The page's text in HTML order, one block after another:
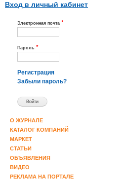
Вход в личный кабинет
Электронная почта *
Пароль *
Регистрация
Забыли пароль?
О ЖУРНАЛЕ
КАТАЛОГ КОМПАНИЙ
МАРКЕТ
СТАТЬИ
ОБЪЯВЛЕНИЯ
ВИДЕО
РЕКЛАМА НА ПОРТАЛЕ